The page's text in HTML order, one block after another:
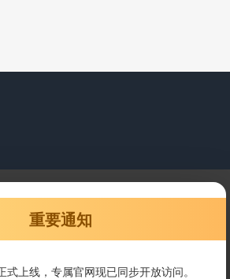
重要通知
上线，专属官网现已同步开放访问。